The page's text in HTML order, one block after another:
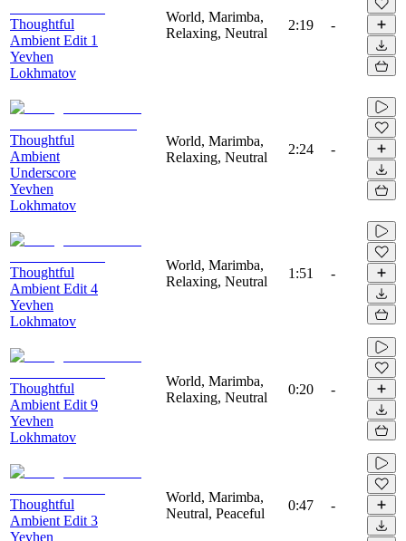
Thoughtful
Ambient Edit 1
Yevhen
Lokhmatov
World, Marimba,
Relaxing, Neutral
2:19 -
Thoughtful
Ambient
Underscore
Yevhen
Lokhmatov
World, Marimba,
Relaxing, Neutral
2:24 -
Thoughtful
Ambient Edit 4
Yevhen
Lokhmatov
World, Marimba,
Relaxing, Neutral
1:51 -
Thoughtful
Ambient Edit 9
Yevhen
Lokhmatov
World, Marimba,
Relaxing, Neutral
0:20 -
Thoughtful
Ambient Edit 3
Yevhen
World, Marimba,
Neutral, Peaceful
0:47 -